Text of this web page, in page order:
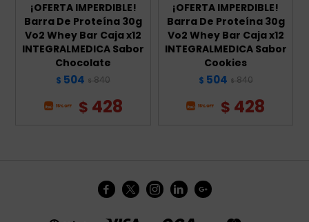
¡OFERTA IMPERDIBLE!
Barra De Proteína 30g
Vo2 Whey Bar Caja x12
INTEGRALMEDICA Sabor
Chocolate
$ 504 $ 840
$ 428
¡OFERTA IMPERDIBLE!
Barra De Proteína 30g
Vo2 Whey Bar Caja x12
INTEGRALMEDICA Sabor
Cookies
$ 504 $ 840
$ 428
    